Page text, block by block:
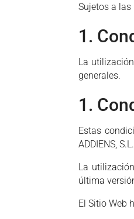
Sujetos a
1.
La
generales.
1.
Estas
ADDIENS,
La
última
El Sitio Web